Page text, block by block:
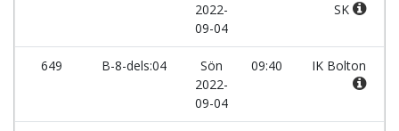
2022-
09-04
SK
649 B-8-dels:04
Sön
2022-
09-04
09:40 IK Bolton